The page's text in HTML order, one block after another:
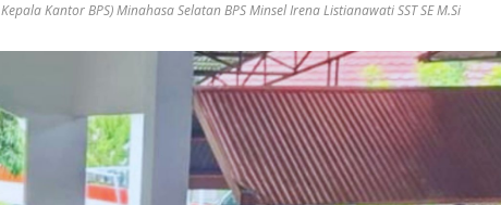
Kepala Kantor BPS) Minahasa Selatan BPS Minsel Irena Listianawati SST SE M.Si